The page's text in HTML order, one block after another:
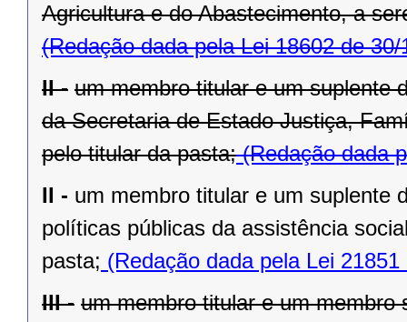
Agricultura e do Abastecimento, a
(Redação dada pela Lei 18602 de 30/
II - um membro titular e um suplente
da Secretaria de Estado Justiça,
pelo titular da pasta;(Redação dada
II - um membro titular e um suplente
políticas públicas da assistência
pasta; (Redação dada pela Lei
III - um membro titular e um membro